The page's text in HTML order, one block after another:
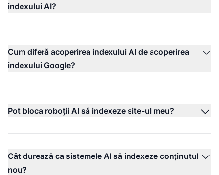
indexului AI?
Cum diferă acoperirea indexului AI de acoperirea
indexului Google?
Pot bloca roboții AI să indexeze site-ul meu?
Cât durează ca sistemele AI să indexeze conținutul
nou?